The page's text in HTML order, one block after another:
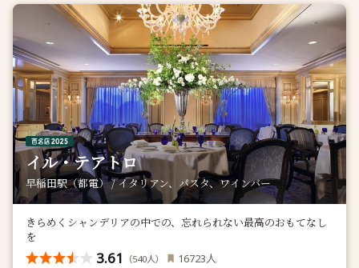
イル・テアトロ
早稲田駅（都電） / イタリアン、パスタ、ワインバー
きらめくシャンデリアの中での、忘れられない最高のおもてなし
を
3.61 （540人） 16723人